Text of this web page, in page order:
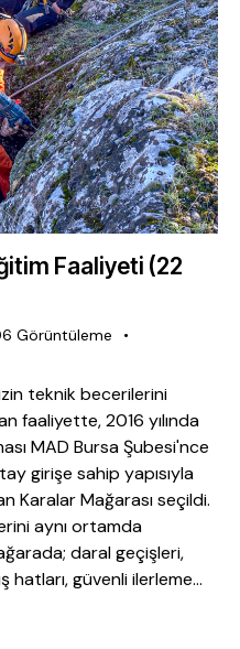
Faaliyeti (22
Görüntüleme
teknik becerilerini
faaliyette, 2016 yılında
MAD Bursa Şubesi'nce
girişe sahip yapısıyla
Karalar Mağarası seçildi.
aynı ortamda
daral geçişleri,
hatları, güvenli ilerleme…